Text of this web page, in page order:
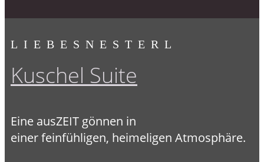
LIEBESNESTERL
Kuschel Suite
Eine ausZEIT gönnen in
einer feinfühligen, heimeligen Atmosphäre.